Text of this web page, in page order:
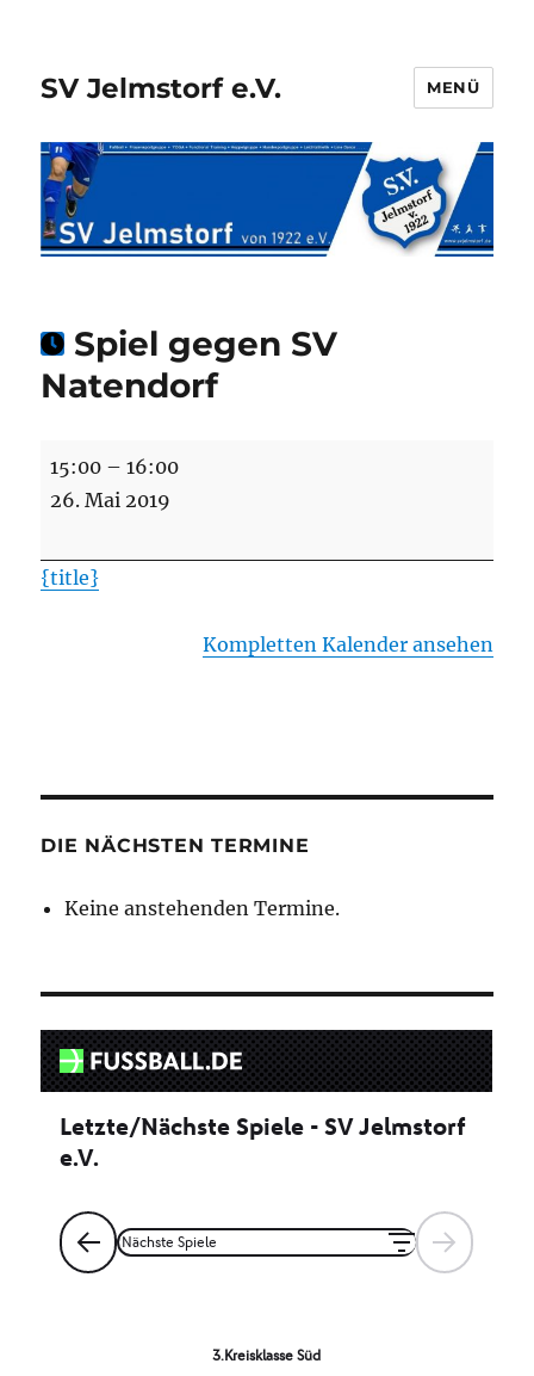
SV Jelmstorf e.V. MENÜ
Spiel gegen SV
Natendorf
gegen
Natendorf
15:00 –16:00
26. Mai 2019
{title}
Kompletten Kalender ansehen
DIE NÄCHSTEN TERMINE
Keine anstehenden Termine.